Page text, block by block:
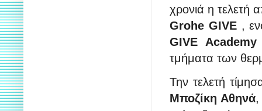
χρονιά η τελετή
Grohe GIVE,
GIVE Academy
τμήματα των
Την τελετή
Μποζίκη Αθηνά,